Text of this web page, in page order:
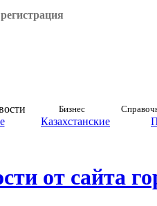
Бизнес
Казахстанские
от сайта